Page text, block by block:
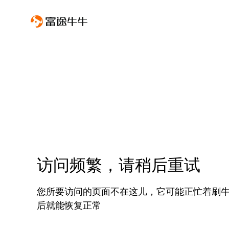
访问频繁，请稍后重试
您所要访问的页面不在这儿，它可能正忙着刷
后就能恢复正常